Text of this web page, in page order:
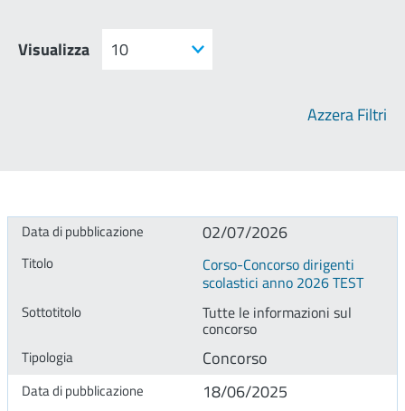
Visualizza
Azzera Filtri
02/07/2026
Corso-Concorso dirigenti
scolastici anno 2026 TEST
Tutte le informazioni sul
concorso
Concorso
18/06/2025